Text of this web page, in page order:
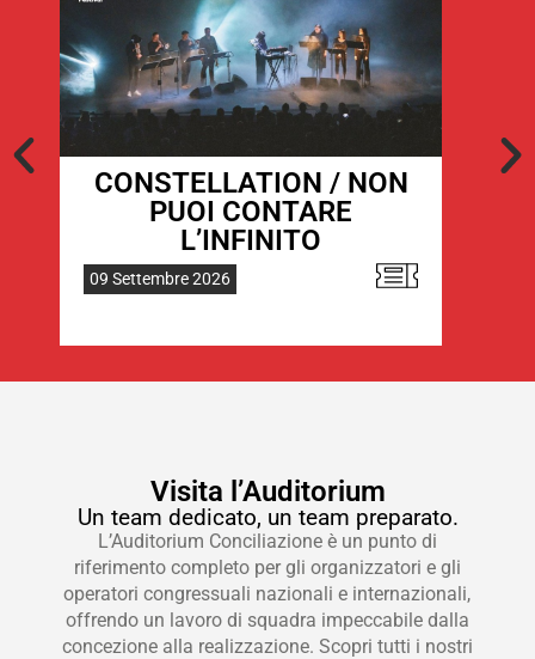
Benjamin Millepied e
November Ultra –
SUMMERLAND
14 Settembre 2026
Visita l’Auditorium
Un team dedicato, un team preparato.
L’Auditorium Conciliazione è un punto di
riferimento completo per gli organizzatori e gli
operatori congressuali nazionali e internazionali,
offrendo un lavoro di squadra impeccabile dalla
concezione alla realizzazione. Scopri tutti i nostri